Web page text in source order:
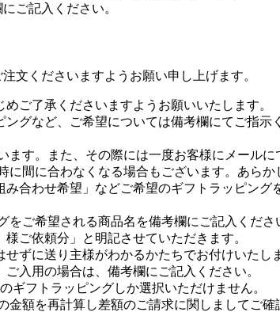
ご記入ください。
文くださいますようお願い申し上げます。
ご了承くださいますようお願いいたします。
グなど、ご希望については備考欄にてご指
す。また、その際には一度お客様にメールに
間に合わなくなる場合もございます。あらか
合わせ希望」などご希望のギフトラッピン
ご希望される商品名を備考欄にご記入くださ
ご依頼分」と明記させていただきます。
ずに送り主様がわかるかたちでお付けいたし
入用の場合は、備考欄にご記入ください。
ギフトラッピングしか選択いただけません。
額を再計算し差額のご請求に関しましてご確